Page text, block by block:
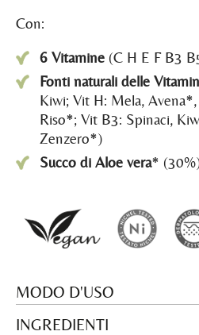
Con:
6 Vitamine (C H E F B3
Fonti naturali delle
Kiwi; Vit H: Mela,
Riso*; Vit B3: Spinaci,
Zenzero*)
Succo di Aloe vera*
MODO D'USO
INGREDIENTI